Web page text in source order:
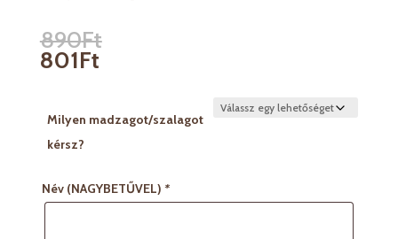
890Ft
801Ft
Milyen madzagot/szalagot
kérsz?
Név (NAGYBETŰVEL) *